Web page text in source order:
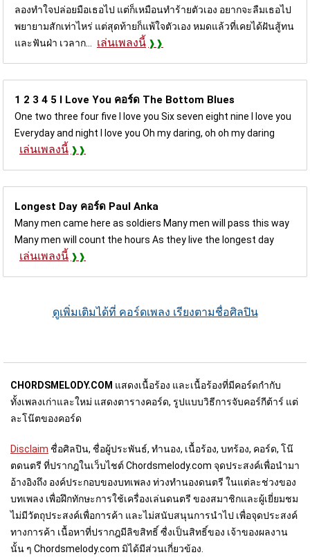
ลองทำใจปล่อยมือเธอไป แต่ก็เหมือนทำร้ายตัวเอง อยากจะลืมเธอไป
พยายามสักเท่าไหร่ แต่สุดท้ายก็แพ้ใจตัวเอง หมดแล้วที่เคยได้ฝันสู้ทน
และฟันฝ่า เวลาก...
เล่นเพลงนี้
1 2 3 4 5 I Love You คอร์ด The Bottom Blues
One two three four five I love you Six seven eight nine I love you
Everyday and night I love you Oh my daring, oh oh my daring
เล่นเพลงนี้
Longest Day คอร์ด Paul Anka
Many men came here as soldiers Many men will pass this way
Many men will count the hours As they live the longest day
เล่นเพลงนี้
ดูเพิ่มเติมได้ที่ คอร์ดเพลง เรียงตามชื่อศิลปิน
CHORDSMELODY.COM แสดงเนื้อร้อง และเนื้อร้องที่มีคอร์ดกำกับ
ทั้งเพลงเก่าและใหม่ แสดงตารางคอร์ด, รูปแบบวิธีการจับคอร์กีต้าร์ แต่
ละโน๊ตของคอร์ด
Disclaim ชื่อศิลปิน, ชื่อผู้ประพันธ์, ทำนอง, เนื้อร้อง, บทร้อง, คอร์ด, โน๊
ตดนตรี ที่ปรากฎในเว็บไชต์ Chordsmelody.com จุดประสงค์เพื่อนำมา
อ้างอิงถึง องค์ประกอบของบทเพลง ท่วงทำนองดนตรี ในแต่ละช่วงของ
บทเพลง เพื่อฝึกทักษะการใช้เครื่องเล่นดนตรี ของสมาชิกและผู้เยี่ยมชม
ไม่มีวัตถุประสงค์เพื่อการค้า และไม่สนับสนุนการนำไป เพื่อจุดประสงค์
ทางการค้า เนื้อหาที่ปรากฎมีลิขสิทธิ์ ซื่งเป็นสิทธิ์ของ เจ้าของผลงาน
นั้น ๆ Chordsmelody.com มิได้มีส่วนเกี่ยวข้อง.